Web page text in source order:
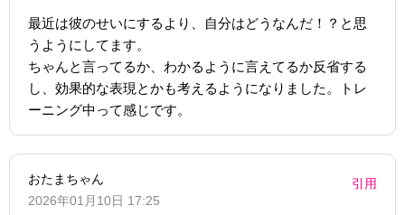
最近は彼のせいにするより、自分はどうなんだ！？と思
うようにしてます。
ちゃんと言ってるか、わかるように言えてるか反省する
し、効果的な表現とかも考えるようになりました。トレ
ーニング中って感じです。
おたまちゃん
2026年01月10日 17:25
引用